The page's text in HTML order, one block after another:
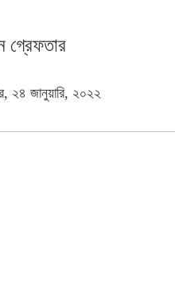
গ্রেফতার
২৪ জানুয়ারি, ২০২২